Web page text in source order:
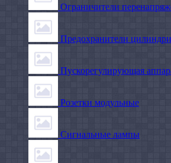
Ограничители
Предохранители
Пускорегулирующая
Розетки модульные
Сигнальные лампы